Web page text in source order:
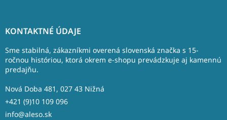
KONTAKTNÉ ÚDAJE
Sme stabilná, zákazníkmi overená slovenská značka s 15-
ročnou históriou, ktorá okrem e-shopu prevádzkuje aj kamennú
predajňu.
Nová Doba 481, 027 43 Nižná
+421 (9)10 109 096
info@aleso.sk